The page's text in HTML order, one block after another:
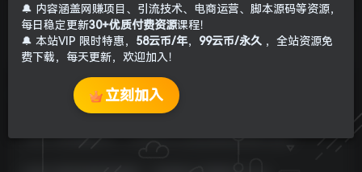
教学内容：
1 第一讲存量时代，公司为什么务必降成本效?.mp4
🔔 内容涵盖网赚项目、引流技术、电商运营、脚本源码等资源，
每日稳定更新30+优质付费资源课程！
🔔 本站VIP 限时特惠， 58云币/年， 99云币/永久 ，全站资源免
费下载，每天更新，欢迎加入！
立刻加入